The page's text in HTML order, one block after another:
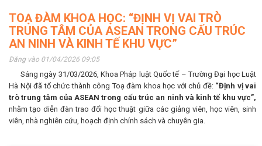
TOẠ ĐÀM KHOA HỌC: “ĐỊNH VỊ VAI TRÒ
TRUNG TÂM CỦA ASEAN TRONG CẤU TRÚC
AN NINH VÀ KINH TẾ KHU VỰC”
Đăng vào 01/04/2026 09:05
Sáng ngày 31/03/2026, Khoa Pháp luật Quốc tế – Trường Đại học Luật
Hà Nội đã tổ chức thành công Toạ đàm khoa học với chủ đề: “Định vị vai
trò trung tâm của ASEAN trong cấu trúc an ninh và kinh tế khu vực”,
nhằm tạo diễn đàn trao đổi học thuật giữa các giảng viên, học viên, sinh
viên, nhà nghiên cứu, hoạch định chính sách và chuyên gia.